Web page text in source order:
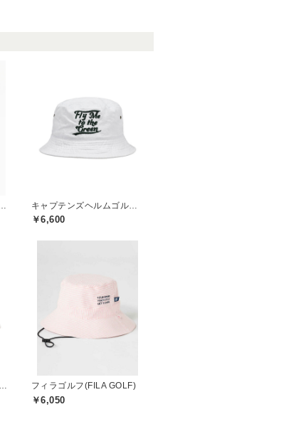
￥6,600
フィラゴルフ(FILA GOLF)
￥6,050